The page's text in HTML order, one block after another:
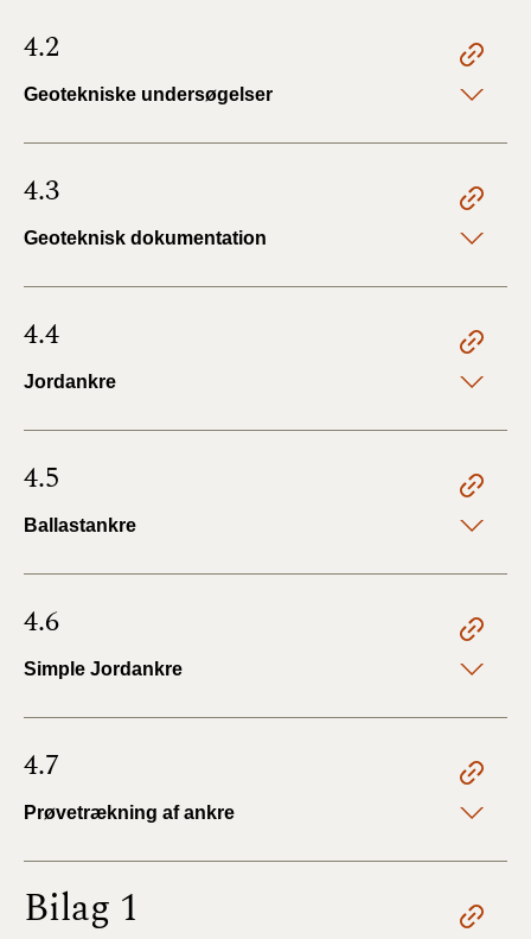
4.2
Geotekniske undersøgelser
4.3
Geoteknisk dokumentation
4.4
Jordankre
4.5
Ballastankre
4.6
Simple Jordankre
4.7
Prøvetrækning af ankre
Bilag 1